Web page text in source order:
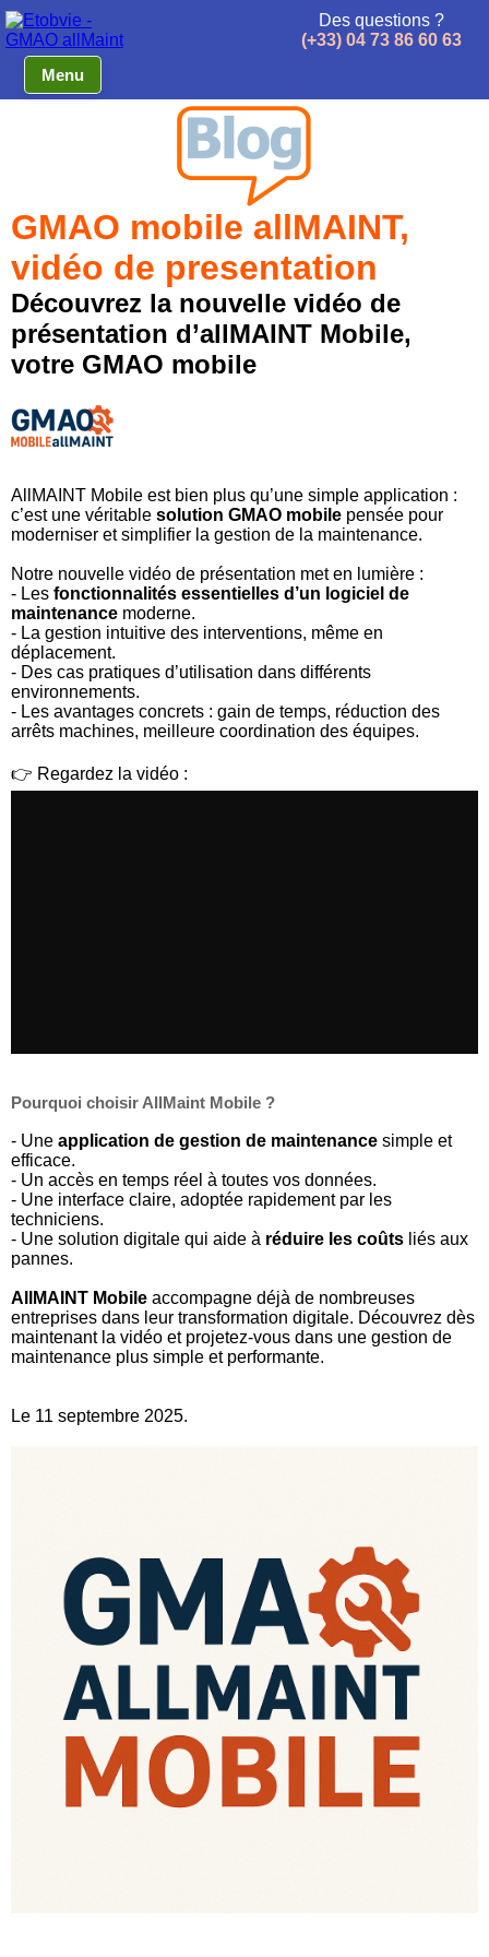
Des questions ?
(+33) 04 73 86 60 63
Menu
GMAO mobile allMAINT,
vidéo de presentation
Découvrez la nouvelle vidéo de
présentation d’allMAINT Mobile,
votre GMAO mobile
AllMAINT Mobile est bien plus qu’une simple application :
c’est une véritable solution GMAO mobile pensée pour
moderniser et simplifier la gestion de la maintenance.
Notre nouvelle vidéo de présentation met en lumière :
- Les fonctionnalités essentielles d’un logiciel de
maintenance moderne.
- La gestion intuitive des interventions, même en
déplacement.
- Des cas pratiques d’utilisation dans différents
environnements.
- Les avantages concrets : gain de temps, réduction des
arrêts machines, meilleure coordination des équipes.
👉 Regardez la vidéo :
Pourquoi choisir AllMaint Mobile ?
- Une application de gestion de maintenance simple et
efficace.
- Un accès en temps réel à toutes vos données.
- Une interface claire, adoptée rapidement par les
techniciens.
- Une solution digitale qui aide à réduire les coûts liés aux
pannes.
AllMAINT Mobile accompagne déjà de nombreuses
entreprises dans leur transformation digitale. Découvrez dès
maintenant la vidéo et projetez-vous dans une gestion de
maintenance plus simple et performante.
Le 11 septembre 2025.